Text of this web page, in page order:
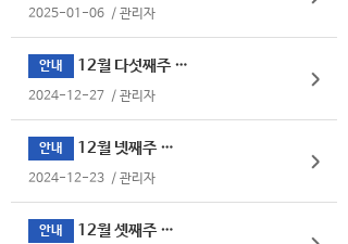
2025-01-06 / 관리자
안내 12월 다섯째주 식단표
2024-12-27 / 관리자
안내 12월 넷째주 식단표
2024-12-23 / 관리자
안내 12월 셋째주 식단표